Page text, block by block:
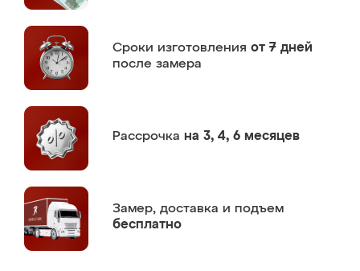
Сроки изготовления от 7 дней
после замера
Рассрочка на 3, 4, 6 месяцев
Замер, доставка и подъем
бесплатно